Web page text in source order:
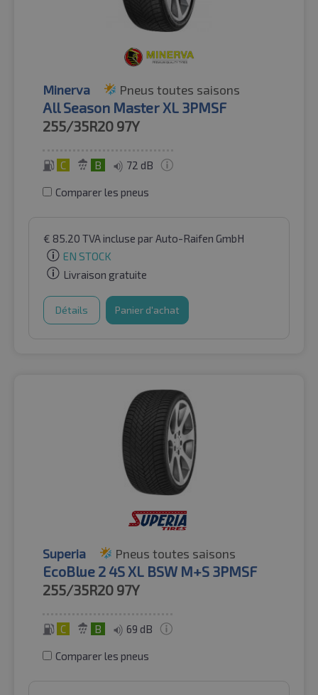
Minerva Pneus toutes saisons
All Season Master XL 3PMSF
255/35R20 97Y
C B 72 dB
Comparer les pneus
€ 85.20 TVA incluse par Auto-Raifen GmbH
EN STOCK
Livraison gratuite
Détails Panier d'achat
Superia Pneus toutes saisons
EcoBlue 2 4S XL BSW M+S 3PMSF
255/35R20 97Y
C B 69 dB
Comparer les pneus